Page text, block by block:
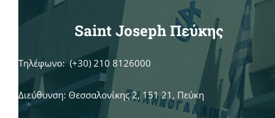
Saint Joseph Πεύκης
Τηλέφωνο: (+30) 210 8126000
Διεύθυνση: Θεσσαλονίκης 2, 151 21, Πεύκη